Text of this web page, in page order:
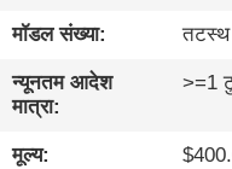
फ़ैक्टरी
दौरा
मॉडल संख्या: तटस्थ
न्यूनतम आदेश
मात्रा:
>=1
मूल्य: